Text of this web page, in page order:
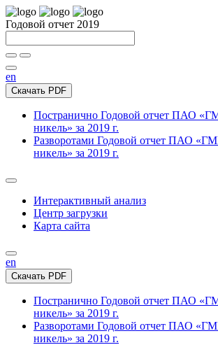
Годовой отчет 2019
en
Скачать PDF
Постранично Годовой отчет ПАО
никель» за 2019 г.
Разворотами Годовой отчет ПАО
никель» за 2019 г.
Интерактивный анализ
Центр загрузки
Карта сайта
en
Скачать PDF
Постранично Годовой отчет ПАО
никель» за 2019 г.
Разворотами Годовой отчет ПАО
никель» за 2019 г.